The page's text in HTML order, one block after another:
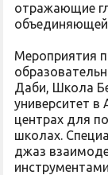
отражающие
Мероприятия
Даби, Школа
университет в
центрах для
школах.
джаз